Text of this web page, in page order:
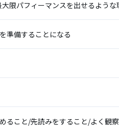
限パフィーマンスを出せるような
準備することになる
ること/先読みをすること/よく観察